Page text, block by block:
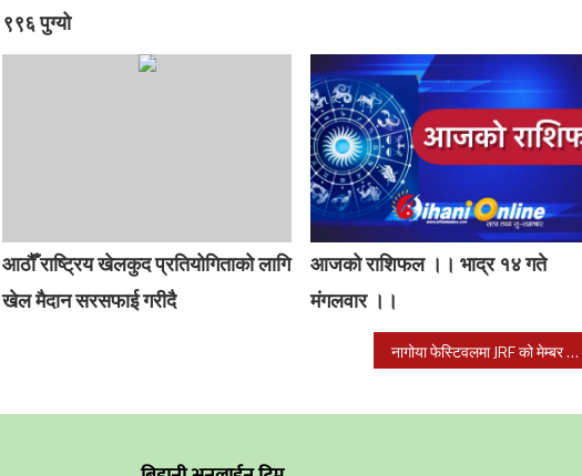
९९६ पुग्यो
आठौँ राष्ट्रिय खेलकुद प्रतियोगिताको लागि
खेल मैदान सरसफाई गरीदै
आजको राशिफल ।। भाद्र १४ गते
मंगलवार ।।
नागोया फेस्टिवलमा JRF को मेम्बर बन्न सकिने